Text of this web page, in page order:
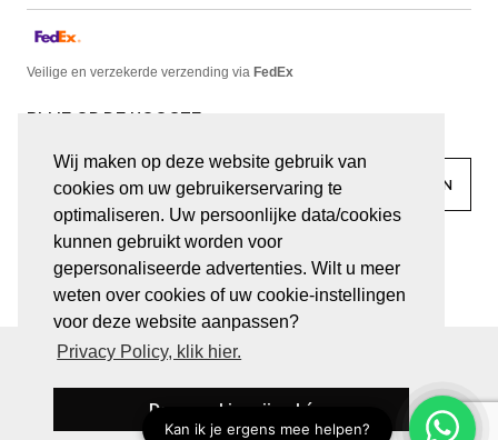
Wij maken op deze website gebruik van
cookies om uw gebruikerservaring te
optimaliseren. Uw persoonlijke data/cookies
kunnen gebruikt worden voor
gepersonaliseerde advertenties. Wilt u meer
weten over cookies of uw cookie-instellingen
voor deze website aanpassen?
Privacy Policy, klik hier.
Deze cookies zijn oké
Veilige en verzekerde verzending via FedEx
facebook linkedin
© JUWELEN HAESEVOETS 2026